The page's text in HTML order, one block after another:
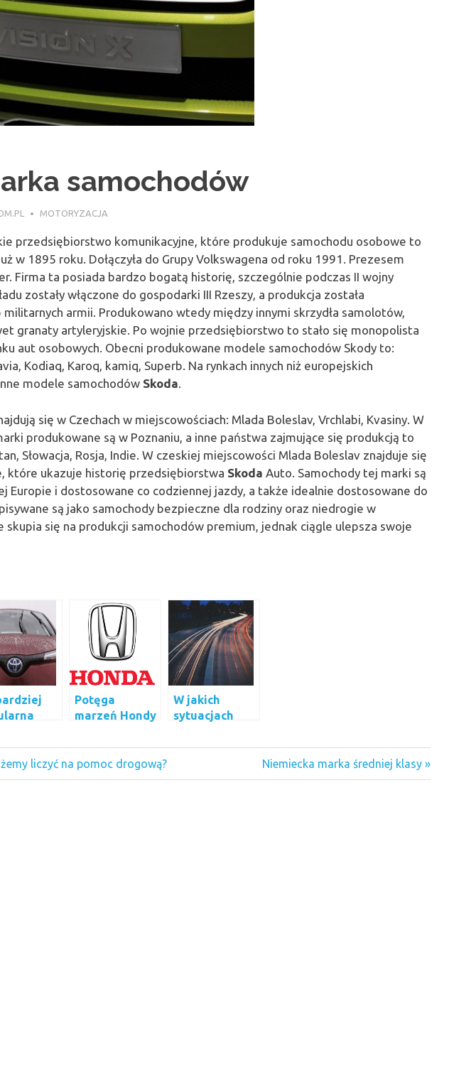
samochodów
MOTORYZACJA
przedsiębiorstwo komunikacyjne, które produkuje samochodu osobowe to
w 1895 roku. Dołączyła do Grupy Volkswagena od roku 1991. Prezesem
Firma ta posiada bardzo bogatą historię, szczególnie podczas II wojny
zostały włączone do gospodarki III Rzeszy, a produkcja została
armii. Produkowano wtedy między innymi skrzydła samolotów,
granaty artyleryjskie. Po wojnie przedsiębiorstwo to stało się monopolista
aut osobowych. Obecni produkowane modele samochodów Skody to:
Kodiaq, Karoq, kamiq, Superb. Na rynkach innych niż europejskich
modele samochodów Skoda.
się w Czechach w miejscowościach: Mlada Boleslav, Vrchlabi, Kvasiny. W
produkowane są w Poznaniu, a inne państwa zajmujące się produkcją to
Słowacja, Rosja, Indie. W czeskiej miejscowości Mlada Boleslav znajduje się
które ukazuje historię przedsiębiorstwa Skoda Auto. Samochody tej marki są
Europie i dostosowane co codziennej jazdy, a także idealnie dostosowane do
są jako samochody bezpieczne dla rodziny oraz niedrogie w
skupia się na produkcji samochodów premium, jednak ciągle ulepsza swoje
Potęga
marzeń Hondy
W jakich
sytuacjach
na pomoc
liczyć na pomoc drogową?
Next
Post:
Niemiecka marka średniej klasy